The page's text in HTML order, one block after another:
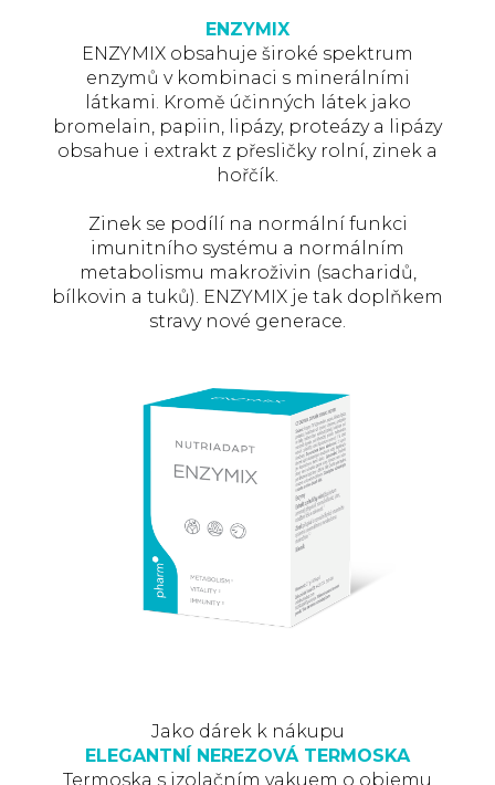
ENZYMIX
ENZYMIX obsahuje široké spektrum
enzymů v kombinaci s minerálními
látkami. Kromě účinných látek jako
bromelain, papiin, lipázy, proteázy a lipázy
obsahue i extrakt z přesličky rolní, zinek a
hořčík.
Zinek se podílí na normální funkci
imunitního systému a normálním
metabolismu makroživin (sacharidů,
bílkovin a tuků). ENZYMIX je tak doplňkem
stravy nové generace.
Jako dárek k nákupu
ELEGANTNÍ NEREZOVÁ TERMOSKA
Termoska s izolačním vakuem o objemu